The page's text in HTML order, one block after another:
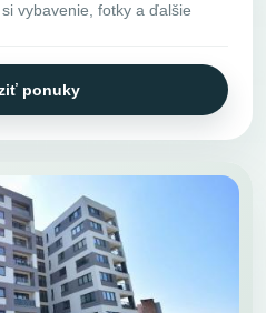
vybavenie, fotky a ďalšie
ponuky